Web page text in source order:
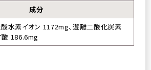
成分
水素イオン 1172mg、遊離二酸化炭素
酸 186.6mg